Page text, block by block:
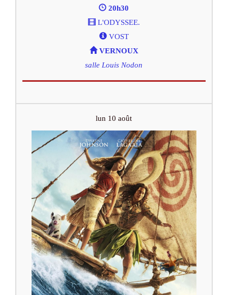
20h30
L'ODYSSEE.
VOST
VERNOUX
salle Louis Nodon
lun 10 août